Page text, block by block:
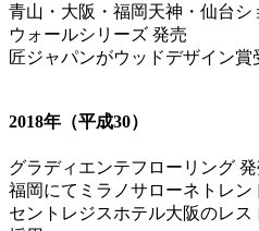
青山・大阪・福岡天神・仙台シ
ウォールシリーズ 発売
匠ジャパンがウッドデザイン賞
2018年（平成30）
グラディエンテフローリング 発
福岡にてミラノサローネトレン
セントレジスホテル大阪のレ